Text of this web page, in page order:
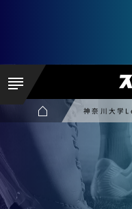
神奈川大学